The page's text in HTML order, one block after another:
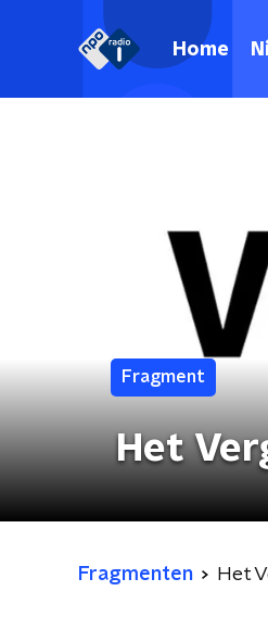
Home
Fragment
Het
Fragmenten Het